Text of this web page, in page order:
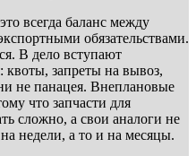
всегда баланс между
обязательствами.
В дело вступают
запреты на вывоз,
не панацея. Внеплановые
что запчасти для
сложно, а свои аналоги не
недели, а то и на месяцы.